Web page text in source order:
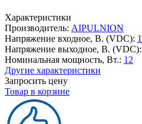
Характеристики
Производитель: AIPULNION
Напряжение входное, В. (VDC):
Напряжение выходное, В. (VDC):
Номинальная мощность, Вт.: 12
Другие характеристики
Запросить цену
Товар в корзине